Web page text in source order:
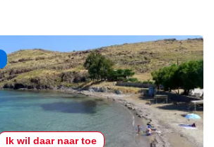
Ik wil daar naar toe